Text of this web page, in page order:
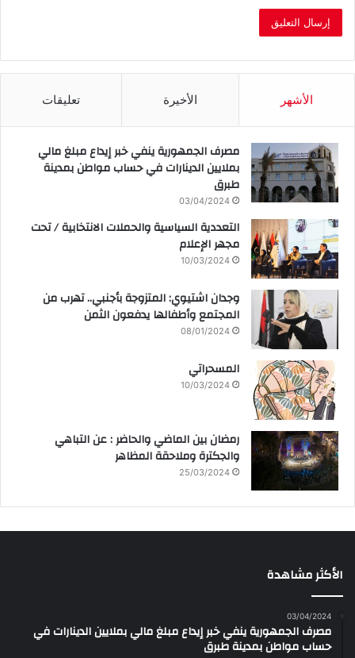
الأشهر الأخيرة تعليقات
مصرف الجمهورية ينفي خبر إيداع مبلغ مالي
بملايين الدينارات في حساب مواطن بمدينة
طبرق
03/04/2024
التعددية السياسية والحملات الانتخابية / تحت
مجهر الإعلام
10/03/2024
وجدان اشتيوي: المتزوجة بأجنبي.. تهرب من
المجتمع وأطفالها يدفعون الثمن
08/01/2024
المسحراتي
10/03/2024
رمضان بين الماضي والحاضر : عن التباهي
والجكترة وملاحقة المظاهر
25/03/2024
الأكثر مشاهدة
03/04/2024
مصرف الجمهورية ينفي خبر إيداع مبلغ مالي بملايين الدينارات في
حساب مواطن بمدينة طبرق